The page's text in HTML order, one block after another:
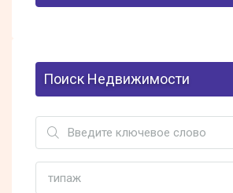
Поиск Недвижимости
типаж